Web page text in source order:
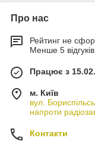
Про нас
Рейтинг не
Менше 5
Працює з
м. Київ
вул.
напроти
Контакти